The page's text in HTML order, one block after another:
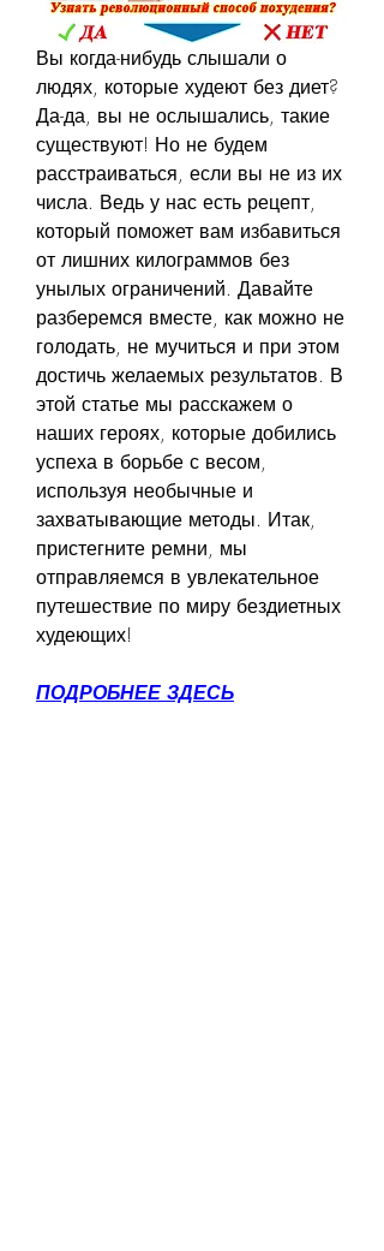
Вы когда-нибудь слышали о
людях, которые худеют без диет?
Да-да, вы не ослышались, такие
существуют! Но не будем
расстраиваться, если вы не из их
числа. Ведь у нас есть рецепт,
который поможет вам избавиться
от лишних килограммов без
унылых ограничений. Давайте
разберемся вместе, как можно не
голодать, не мучиться и при этом
достичь желаемых результатов. В
этой статье мы расскажем о
наших героях, которые добились
успеха в борьбе с весом,
используя необычные и
захватывающие методы. Итак,
пристегните ремни, мы
отправляемся в увлекательное
путешествие по миру бездиетных
худеющих!
ПОДРОБНЕЕ ЗДЕСЬ